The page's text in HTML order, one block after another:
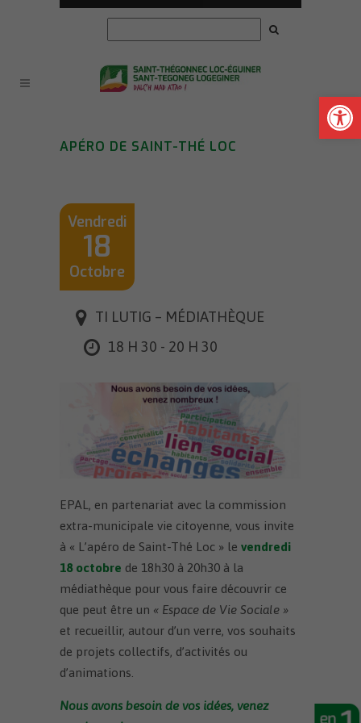
Ouvrir
APÉRO DE SAINT-THÉ LOC
Vendredi
18
Octobre
TI LUTIG – MÉDIATHÈQUE
18 H 30 - 20 H 30
EPAL, en partenariat avec la commission
extra-municipale vie citoyenne, vous invite
à « L’apéro de Saint-Thé Loc » le vendredi
18 octobre de 18h30 à 20h30 à la
médiathèque pour vous faire découvrir ce
que peut être un « Espace de Vie Sociale »
et recueillir, autour d’un verre, vos souhaits
de projets collectifs, d’activités ou
d’animations.
Nous avons besoin de vos idées, venez